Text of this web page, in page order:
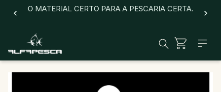
O MATERIAL CERTO PARA A PESCARIA CERTA.